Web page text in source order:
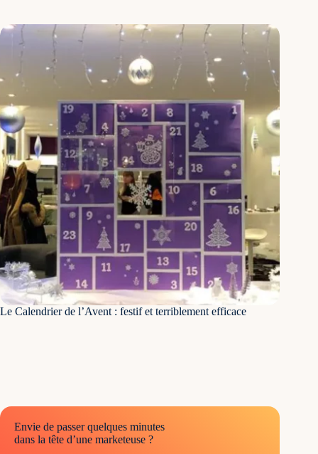
Nous atteignons aujourd’hui bientôt les 2’500 mots-clés
indexés. Et à nouveau, ce chiffre ne va pas cesser
d’augmenter dans les prochains mois.
D’ailleurs, nous remarquons bien sur le site la grande
proportion de visiteurs qui arrivent par la recherche
organique. Cela signifie bien des utilisateurs qui ne
savoir, celles qui ne sont pas encore optimisées. Et
effet disponible dans 8 langues différentes.
Le Calendrier de l’Avent : festif et terriblement efficace
Envie de passer quelques minutes
dans la tête d’une marketeuse ?